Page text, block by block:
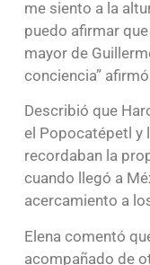
me siento a la
puedo afirmar
mayor de
conciencia”
Describió que
el Popocatépetl y
recordaban la
cuando llegó a
acercamiento a
Elena comentó
acompañado de